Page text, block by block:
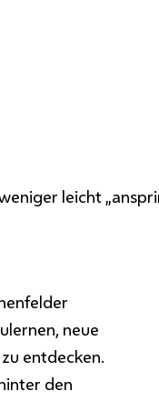
leicht
neue
entdecken.
den